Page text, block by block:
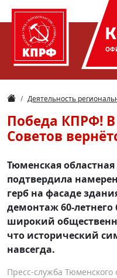
Деятельность
Победа КПРФ!
Советов
Тюменская
подтвердила
герб на фасаде
демонтаж 60-
широкий
что исторический
навсегда.
Пресс-служба